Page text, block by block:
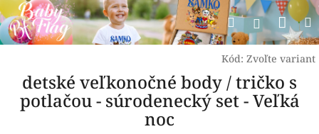
Prejsť
na
obsah
Hľadať
Kód: Zvoľte variant
detské veľkonočné body / tričko s
potlačou - súrodenecký set - Veľká
noc